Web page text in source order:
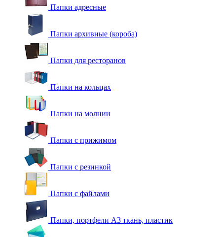
Папки адресные
Папки архивные (короба)
Папки для ресторанов
Папки на кольцах
Папки на молнии
Папки с прижимом
Папки с резинкой
Папки с файлами
Папки, портфели А3 ткань, пластик